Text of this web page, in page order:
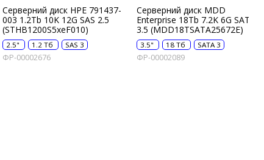
Серверний диск HPE 791437-
003 1.2Tb 10K 12G SAS 2.5
(STHB1200S5xeF010)
2.5" 1.2 Тб SAS 3
ФР-00002676
Серверний диск MDD
Enterprise 18Tb 7.2K 6G SATA
3.5 (MDD18TSATA25672E)
3.5" 18 Тб SATA 3
ФР-00002089